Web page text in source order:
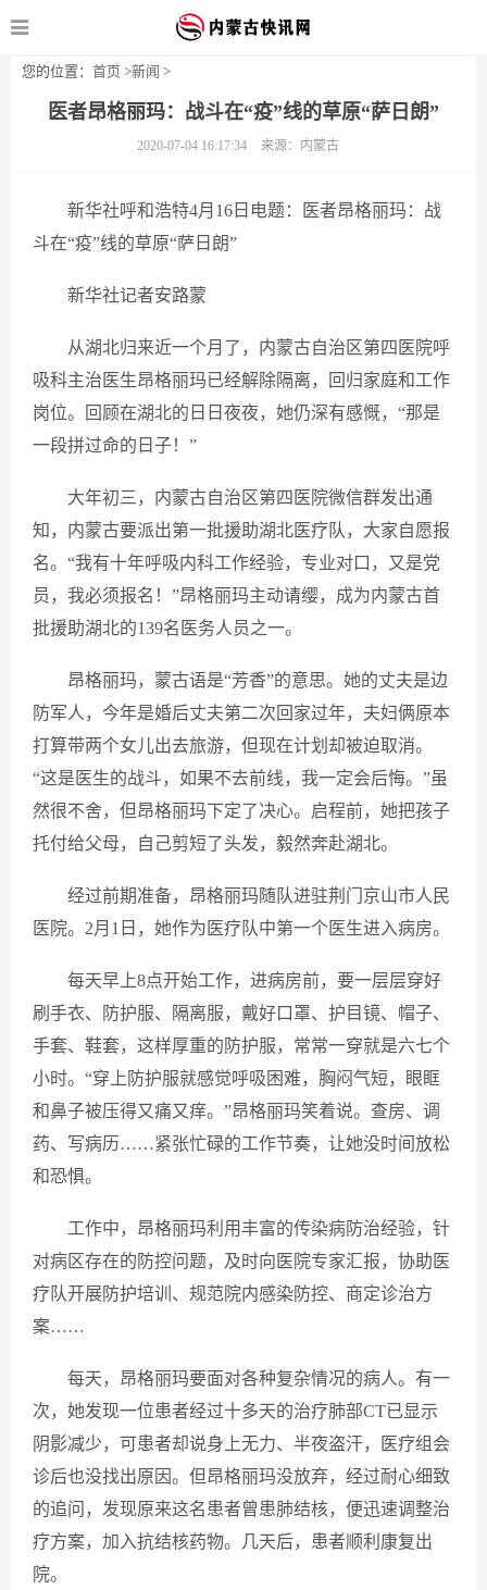
您的位置： 首页 >新闻 >
医者昂格丽玛：战斗在“疫”线的草原“萨日朗”
2020-07-04 16:17:34 来源：内蒙古
新华社呼和浩特4月16日电题：医者昂格丽玛：战
斗在“疫”线的草原“萨日朗”
新华社记者安路蒙
从湖北归来近一个月了，内蒙古自治区第四医院呼
吸科主治医生昂格丽玛已经解除隔离，回归家庭和工作
岗位。回顾在湖北的日日夜夜，她仍深有感慨，“那是
一段拼过命的日子！”
大年初三，内蒙古自治区第四医院微信群发出通
知，内蒙古要派出第一批援助湖北医疗队，大家自愿报
名。“我有十年呼吸内科工作经验，专业对口，又是党
员，我必须报名！”昂格丽玛主动请缨，成为内蒙古首
批援助湖北的139名医务人员之一。
昂格丽玛，蒙古语是“芳香”的意思。她的丈夫是边
防军人，今年是婚后丈夫第二次回家过年，夫妇俩原本
打算带两个女儿出去旅游，但现在计划却被迫取消。
“这是医生的战斗，如果不去前线，我一定会后悔。”虽
然很不舍，但昂格丽玛下定了决心。启程前，她把孩子
托付给父母，自己剪短了头发，毅然奔赴湖北。
经过前期准备，昂格丽玛随队进驻荆门京山市人民
医院。2月1日，她作为医疗队中第一个医生进入病房。
每天早上8点开始工作，进病房前，要一层层穿好
刷手衣、防护服、隔离服，戴好口罩、护目镜、帽子、
手套、鞋套，这样厚重的防护服，常常一穿就是六七个
小时。“穿上防护服就感觉呼吸困难，胸闷气短，眼眶
和鼻子被压得又痛又痒。”昂格丽玛笑着说。查房、调
药、写病历……紧张忙碌的工作节奏，让她没时间放松
和恐惧。
工作中，昂格丽玛利用丰富的传染病防治经验，针
对病区存在的防控问题，及时向医院专家汇报，协助医
疗队开展防护培训、规范院内感染防控、商定诊治方
案……
每天，昂格丽玛要面对各种复杂情况的病人。有一
次，她发现一位患者经过十多天的治疗肺部CT已显示
阴影减少，可患者却说身上无力、半夜盗汗，医疗组会
诊后也没找出原因。但昂格丽玛没放弃，经过耐心细致
的追问，发现原来这名患者曾患肺结核，便迅速调整治
疗方案，加入抗结核药物。几天后，患者顺利康复出
院。